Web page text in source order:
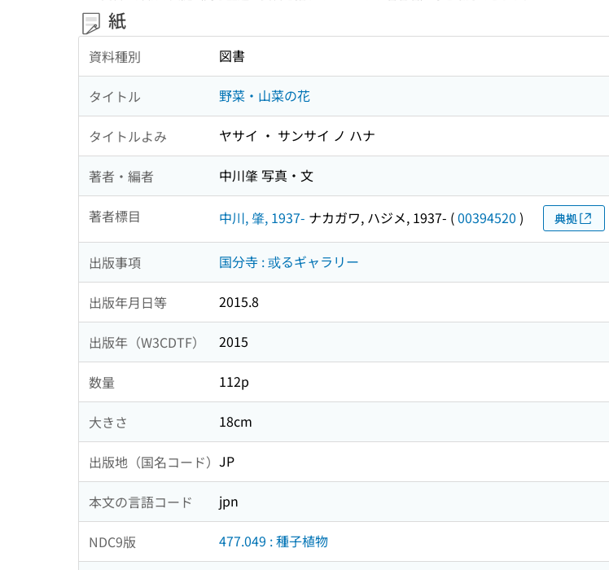
紙
資料種別 図書
タイトル 野菜・山菜の花
タイトルよみ ヤサイ ・ サンサイ ノ ハナ
著者・編者 中川肇 写真・文
著者標目 中川, 肇, 1937- ナカガワ, ハジメ, 1937- (00394520 ) 典拠
出版事項 国分寺 : 或るギャラリー
出版年月日等 2015.8
出版年（W3CDTF） 2015
数量 112p
大きさ 18cm
出版地（国名コード） JP
本文の言語コード jpn
NDC9版 477.049 : 種子植物